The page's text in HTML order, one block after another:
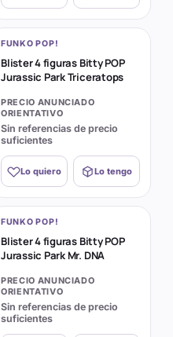
FUNKO POP!
Blister 4 figuras Bitty POP
Jurassic Park Triceratops
PRECIO ANUNCIADO
ORIENTATIVO
Sin referencias de precio
suficientes
Lo quiero Lo tengo
FUNKO POP!
Blister 4 figuras Bitty POP
Jurassic Park Mr. DNA
PRECIO ANUNCIADO
ORIENTATIVO
Sin referencias de precio
suficientes